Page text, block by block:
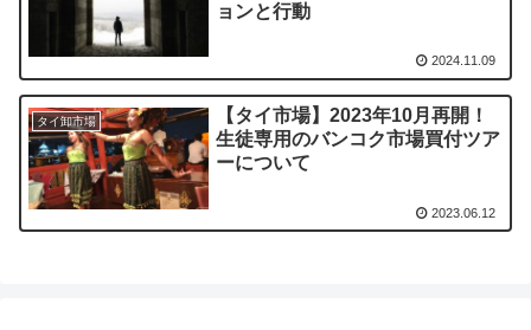
ョンと行動
2024.11.09
タイ卸市場
【タイ市場】2023年10月再開！
生徒専用のバンコク市場買付ツア
ーについて
2023.06.12